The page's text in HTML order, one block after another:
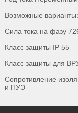
Возможные
Сила тока на фазу
Класс защиты IP 55
Класс защиты для
Сопротивление
и ПУЭ